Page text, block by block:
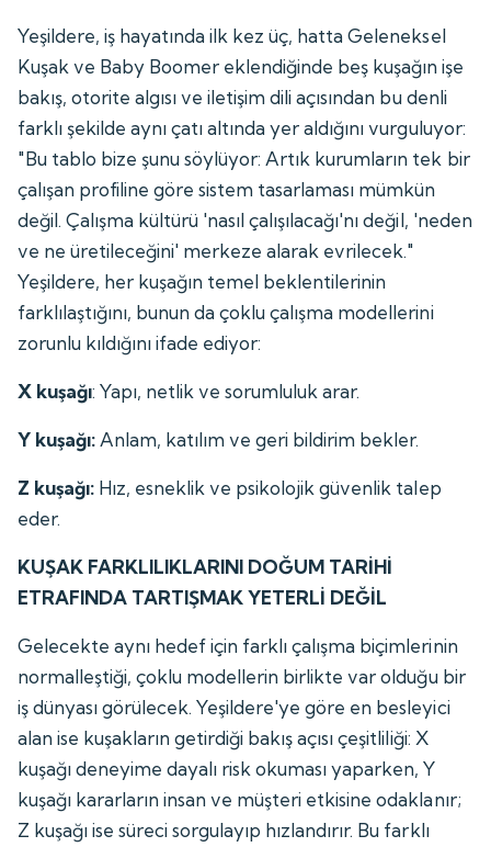
Yeşildere, iş hayatında ilk kez üç, hatta Geleneksel
Kuşak ve Baby Boomer eklendiğinde beş kuşağın işe
bakış, otorite algısı ve iletişim dili açısından bu denli
farklı şekilde aynı çatı altında yer aldığını vurguluyor:
"Bu tablo bize şunu söylüyor: Artık kurumların tek bir
çalışan profiline göre sistem tasarlaması mümkün
değil. Çalışma kültürü 'nasıl çalışılacağı'nı değil, 'neden
ve ne üretileceğini' merkeze alarak evrilecek."
Yeşildere, her kuşağın temel beklentilerinin
farklılaştığını, bunun da çoklu çalışma modellerini
zorunlu kıldığını ifade ediyor:
X kuşağı: Yapı, netlik ve sorumluluk arar.
Y kuşağı: Anlam, katılım ve geri bildirim bekler.
Z kuşağı: Hız, esneklik ve psikolojik güvenlik talep
eder.
KUŞAK FARKLILIKLARINI DOĞUM TARİHİ
ETRAFINDA TARTIŞMAK YETERLİ DEĞİL
Gelecekte aynı hedef için farklı çalışma biçimlerinin
normalleştiği, çoklu modellerin birlikte var olduğu bir
iş dünyası görülecek. Yeşildere'ye göre en besleyici
alan ise kuşakların getirdiği bakış açısı çeşitliliği: X
kuşağı deneyime dayalı risk okuması yaparken, Y
kuşağı kararların insan ve müşteri etkisine odaklanır;
Z kuşağı ise süreci sorgulayıp hızlandırır. Bu farklı